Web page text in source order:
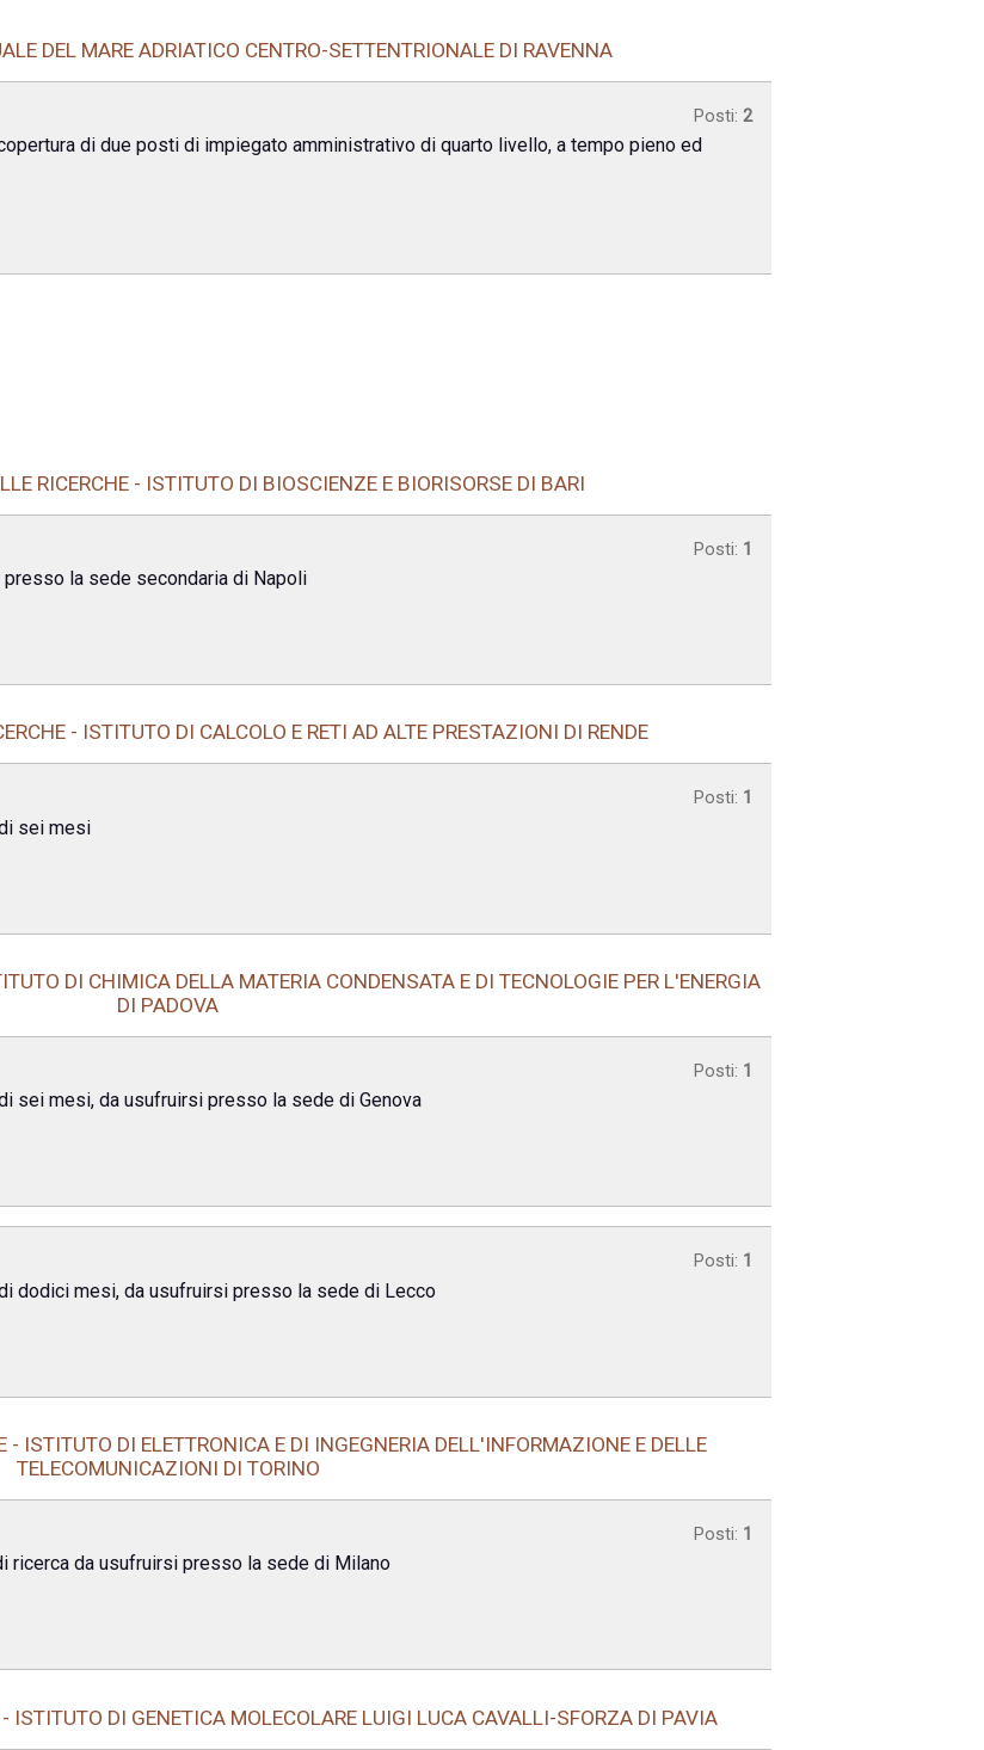
DEL MARE ADRIATICO CENTRO-SETTENTRIONALE DI RAVENNA
Posti: 2
di due posti di impiegato amministrativo di quarto livello, a tempo pieno ed
RICERCHE - ISTITUTO DI BIOSCIENZE E BIORISORSE DI BARI
Posti: 1
la sede secondaria di Napoli
- ISTITUTO DI CALCOLO E RETI AD ALTE PRESTAZIONI DI RENDE
Posti: 1
sei mesi
DI CHIMICA DELLA MATERIA CONDENSATA E DI TECNOLOGIE PER L'ENERGIA
DI PADOVA
Posti: 1
sei mesi, da usufruirsi presso la sede di Genova
Posti: 1
dodici mesi, da usufruirsi presso la sede di Lecco
ISTITUTO DI ELETTRONICA E DI INGEGNERIA DELL'INFORMAZIONE E DELLE
TELECOMUNICAZIONI DI TORINO
Posti: 1
ricerca da usufruirsi presso la sede di Milano
ISTITUTO DI GENETICA MOLECOLARE LUIGI LUCA CAVALLI-SFORZA DI PAVIA